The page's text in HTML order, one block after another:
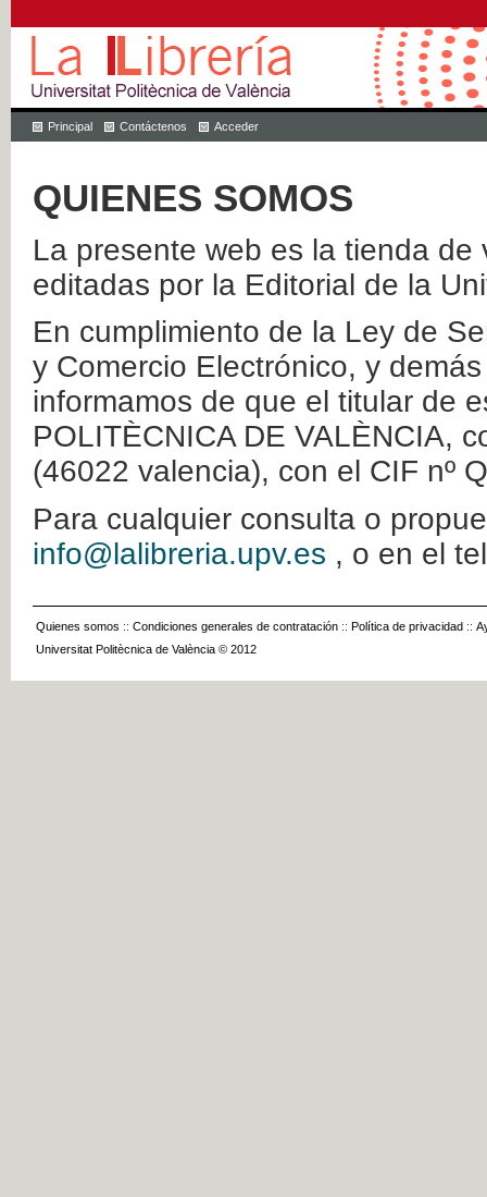
Principal Contáctenos Acceder
QUIENES SOMOS
La presente web es la tienda
editadas por la Editorial de la
En cumplimiento de la Ley de
y Comercio Electrónico, y
informamos de que el titular de
POLITÈCNICA DE VALÈNCIA,
(46022 valencia), con el CIF nº
Para cualquier consulta o
info@lalibreria.upv.es , o en el
Quienes somos :: Condiciones generales de contratación :: Política de privacidad ::
Universitat Politècnica de València © 2012